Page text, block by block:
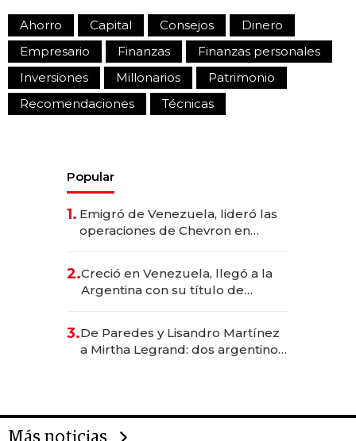
Ahorro Capital Consejos
Dinero
Empresario
Finanzas
Finanzas personales
Inversiones
Millonarios
Patrimonio
Recomendaciones
Técnicas
Popular
1. Emigró de Venezuela, lideró las
operaciones de Chevron en
2.Creció en Venezuela, llegó a la
Argentina con su título de
las marcas "fast premium"
3.De Paredes y Lisandro Martínez
a Mirtha Legrand: dos argentinos
Más noticias